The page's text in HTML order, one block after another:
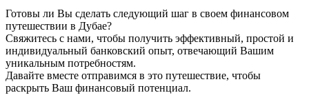
Готовы ли Вы сделать следующий шаг в своем финансовом
путешествии в Дубае?
Свяжитесь с нами, чтобы получить эффективный, простой и
индивидуальный банковский опыт, отвечающий Вашим
уникальным потребностям.
Давайте вместе отправимся в это путешествие, чтобы
раскрыть Ваш финансовый потенциал.